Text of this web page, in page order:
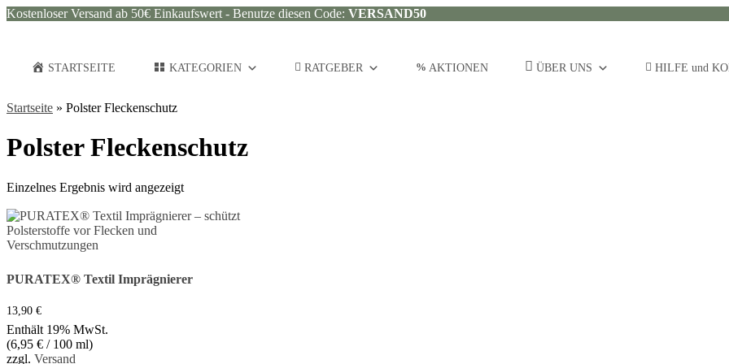
Kostenloser Versand ab 50€ Einkaufswert - Benutze diesen Code: VERSAND50
STARTSEITE KATEGORIEN RATGEBER AKTIONEN ÜBER UNS HILFE und
Startseite » Polster Fleckenschutz
Polster Fleckenschutz
Einzelnes Ergebnis wird angezeigt
PURATEX® Textil Imprägnierer
13,90 €
Enthält 19% MwSt.
(6,95 € / 100 ml)
zzgl. Versand